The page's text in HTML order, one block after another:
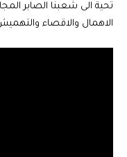
تحية الى شعبنا الصابر
الاهمال والاقصاء